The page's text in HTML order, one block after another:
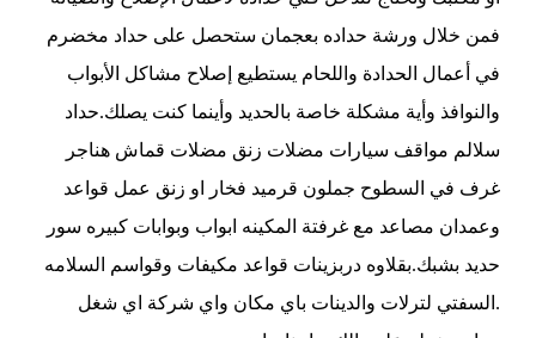
فمن خلال ورشة حداده بعجمان ستحصل على حداد مخضرم
في أعمال الحدادة واللحام يستطيع إصلاح مشاكل الأبواب
والنوافذ وأية مشكلة خاصة بالحديد وأينما كنت يصلك.حداد
سلالم مواقف سيارات مضلات زنق مضلات قماش هناجر
غرف في السطوح جملون قرميد فخار او زنق عمل قواعد
وعمدان مصاعد مع غرفتة المكينه ابواب وبوابات كبيره سور
حديد بشبك.بقلاوه دربزينات قواعد مكيفات وقواسم السلامه
.السفتي لترلات والدينات باي مكان واي شركة اي شغل